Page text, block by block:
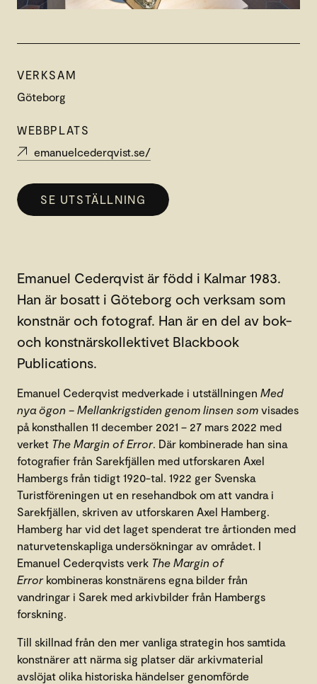
VERKSAM
Göteborg
WEBBPLATS
emanuelcederqvist.se/
SE UTSTÄLLNING
Emanuel Cederqvist är född i Kalmar 1983.
Han är bosatt i Göteborg och verksam som
konstnär och fotograf. Han är en del av bok-
och konstnärskollektivet Blackbook
Publications.
Emanuel Cederqvist medverkade i utställningen Med
nya ögon – Mellankrigstiden genom linsen som visades
på konsthallen 11 december 2021 – 27 mars 2022 med
verket The Margin of Error. Där kombinerade han sina
fotografier från Sarekfjällen med utforskaren Axel
Hambergs från tidigt 1920-tal. 1922 ger Svenska
Turistföreningen ut en resehandbok om att vandra i
Sarekfjällen, skriven av utforskaren Axel Hamberg.
Hamberg har vid det laget spenderat tre årtionden med
naturvetenskapliga undersökningar av området. I
Emanuel Cederqvists verk The Margin of
Errorkombineras konstnärens egna bilder från
vandringar i Sarek med arkivbilder från Hambergs
forskning.
Till skillnad från den mer vanliga strategin hos samtida
konstnärer att närma sig platser där arkivmaterial
avslöjat olika historiska händelser genomförde